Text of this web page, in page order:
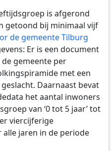
is afgerond
getoond bij minimaal vijf
de gemeente Tilburg
Er is een document
gemeente per
met een
Daarnaast bevat
het aantal inwoners
van ‘0 tot 5 jaar’ tot
viercijferige
jaren in de periode